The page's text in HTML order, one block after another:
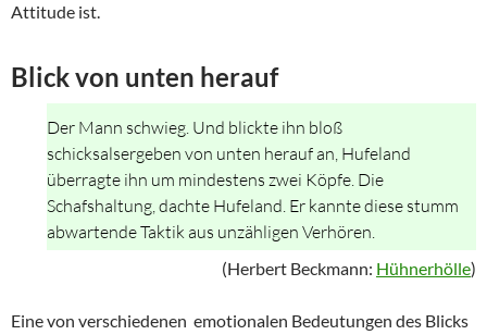
Attitude ist.
Blick von unten herauf
Der Mann schwieg. Und blickte ihn bloß
schicksalsergeben von unten herauf an, Hufeland
überragte ihn um mindestens zwei Köpfe. Die
Schafshaltung, dachte Hufeland. Er kannte diese stumm
abwartende Taktik aus unzähligen Verhören.
(Herbert Beckmann: Hühnerhölle)
Eine von verschiedenen emotionalen Bedeutungen des Blicks